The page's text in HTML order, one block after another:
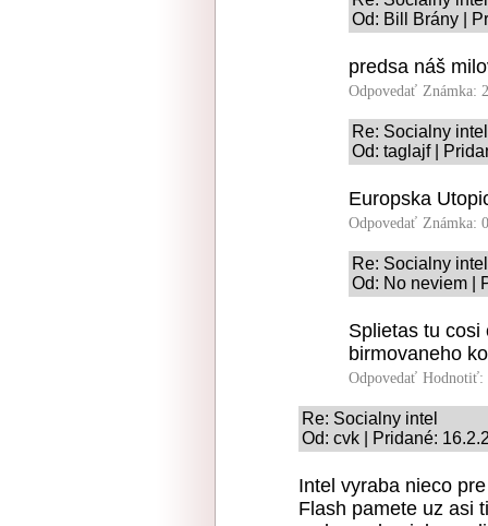
Od: Bill Brány |
predsa náš
Odpovedať Známka:
Re: Socialny intel
Od: taglajf |
Europska
Odpovedať Známka:
Re: Socialny intel
Od: No neviem |
Splietas tu cosi
birmovaneho
Odpovedať Hodnotiť:
Re: Socialny intel
Od: cvk | Pridané:
Intel vyraba nieco
Flash pamete uz asi